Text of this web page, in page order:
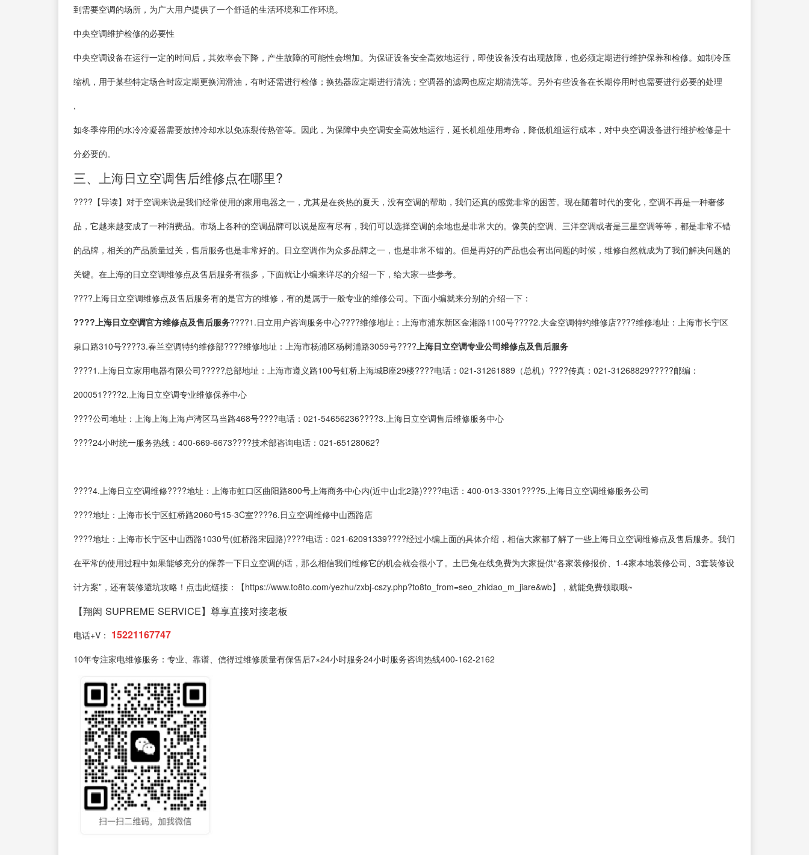
到需要空调的场所，为广大用户提供了一个舒适的生活环境和工作环境。
中央空调维护检修的必要性
中央空调设备在运行一定的时间后，其效率会下降，产生故障的可能性会增加。为保证设备安全高效地运行，即使设备没有出现故障，也必须定期进行维护保养和检修。如制冷压
缩机，用于某些特定场合时应定期更换润滑油，有时还需进行检修；换热器应定期进行清洗；空调器的滤网也应定期清洗等。另外有些设备在长期停用时也需要进行必要的处理
,
如冬季停用的水冷冷凝器需要放掉冷却水以免冻裂传热管等。因此，为保障中央空调安全高效地运行，延长机组使用寿命，降低机组运行成本，对中央空调设备进行维护检修是十
分必要的。
三、上海日立空调售后维修点在哪里?
????【导读】对于空调来说是我们经常使用的家用电器之一，尤其是在炎热的夏天，没有空调的帮助，我们还真的感觉非常的困苦。现在随着时代的变化，空调不再是一种奢侈
品，它越来越变成了一种消费品。市场上各种的空调品牌可以说是应有尽有，我们可以选择空调的余地也是非常大的。像美的空调、三洋空调或者是三星空调等等，都是非常不错
的品牌，相关的产品质量过关，售后服务也是非常好的。日立空调作为众多品牌之一，也是非常不错的。但是再好的产品也会有出问题的时候，维修自然就成为了我们解决问题的
关键。在上海的日立空调维修点及售后服务有很多，下面就让小编来详尽的介绍一下，给大家一些参考。
????上海日立空调维修点及售后服务有的是官方的维修，有的是属于一般专业的维修公司。下面小编就来分别的介绍一下：
????上海日立空调官方维修点及售后服务????1.日立用户咨询服务中心????维修地址：上海市浦东新区金湘路1100号????2.大金空调特约维修店????维修地址：上海市长宁区
泉口路310号????3.春兰空调特约维修部????维修地址：上海市杨浦区杨树浦路3059号????上海日立空调专业公司维修点及售后服务
????1.上海日立家用电器有限公司?????总部地址：上海市遵义路100号虹桥上海城B座29楼????电话：021-31261889（总机）????传真：021-31268829?????邮编：
200051????2.上海日立空调专业维修保养中心
????公司地址：上海上海上海卢湾区马当路468号????电话：021-54656236????3.上海日立空调售后维修服务中心
????24小时统一服务热线：400-669-6673????技术部咨询电话：021-65128062?
????4.上海日立空调维修????地址：上海市虹口区曲阳路800号上海商务中心内(近中山北2路)????电话：400-013-3301????5.上海日立空调维修服务公司
????地址：上海市长宁区虹桥路2060号15-3C室????6.日立空调维修中山西路店
????地址：上海市长宁区中山西路1030号(虹桥路宋园路)????电话：021-62091339????经过小编上面的具体介绍，相信大家都了解了一些上海日立空调维修点及售后服务。我们
在平常的使用过程中如果能够充分的保养一下日立空调的话，那么相信我们维修它的机会就会很小了。土巴兔在线免费为大家提供“各家装修报价、1-4家本地装修公司、3套装修设
计方案”，还有装修避坑攻略！点击此链接：【https://www.to8to.com/yezhu/zxbj-cszy.php?to8to_from=seo_zhidao_m_jiare&wb】，就能免费领取哦~
【翔闳 SUPREME SERVICE】尊享直接对接老板
电话+V： 15221167747
10年专注家电维修服务：专业、靠谱、信得过维修质量有保售后7×24小时服务24小时服务咨询热线400-162-2162